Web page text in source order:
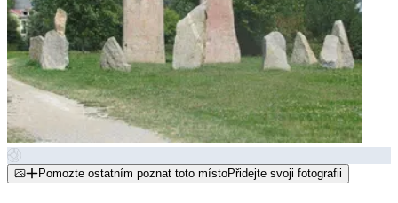
Pomozte ostatním poznat toto místoPřidejte svoji fotografii